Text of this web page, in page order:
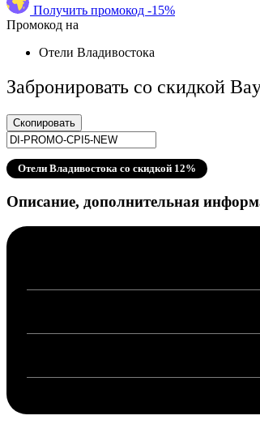
Получить промокод -15%
Промокод на
Отели Владивостока
Забронировать со скидкой
Скопировать
Отели Владивостока со скидкой 12%
Описание, дополнительная